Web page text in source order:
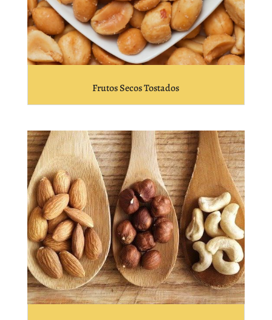
Frutos Secos Tostados